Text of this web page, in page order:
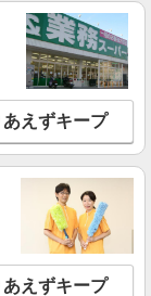
遇改善加算含む ※
格手当 〇職種手当
夜勤手当 〇深夜
年始勤務手当
丘 兵庫県神戸市
を見る
向け住宅／正社員
円 ※経験・能
給 24万1,280円
護福祉士 月給 25
3,510円 ※一律処
円/4回を含む 〇
ヶ丘 兵庫県神戸市
あえずキープ
あえずキープ